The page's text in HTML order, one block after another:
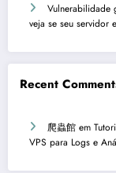
Vulnerabilidade
veja se seu servidor
Recent
爬蟲館 em
VPS para Logs e